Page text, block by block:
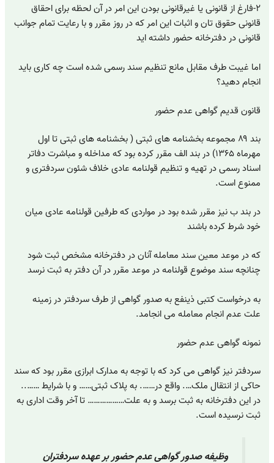
۲-فارغ از قانونی یا غیرقانونی بودن این امر در آن لحظه برای احقاق
قانونی حقوق تان و اثبات این امر که در روز مقرر و با رعایت تمام جوانب
قانونی در دفترخانه حضور داشته اید
اما غیبت طرف مقابل مانع تنظیم سند رسمی شده است چه کاری باید
انجام دهید؟
قانون قدیم گواهی عدم حضور
بند ۸۹ مجموعه بخشنامه های ثبتی ( بخشنامه های ثبتی تا اول
مهرماه ۱۳۶۵) در بند الف مقرر کرده بود که مداخله و مباشرت دفاتر
اسناد رسمی در تهیه و تنظیم قولنامه عادی خلاف شئون سردفتری و
ممنوع است.
در بند ب نیز مقرر شده بود در مواردی که طرفین قولنامه عادی میان
خود شرط کرده باشند
که در موعد معین سند معامله آنان در دفترخانه مشخص ثبت شود
چنانچه سند موضوع قولنامه در موعد مقرر در آن دفتر به ثبت نرسد
به درخواست کتبی ذینفع به صدور گواهی از طرف سردفتر در زمینه
علت عدم انجام معامله می انجامد.
نمونه گواهی عدم حضور
سردفتر نیز گواهی می کرد که با توجه به مدارک ابرازی مقرر بود که سند
حاکی از انتقال ملک…. واقع در……. به پلاک ثبتی…… و با شرایط ……..
در این دفترخانه به ثبت برسد و به علت……………… تا آخر وقت اداری به
ثبت نرسیده است.
وظیفه صدور گواهی عدم حضور بر عهده سردفتران